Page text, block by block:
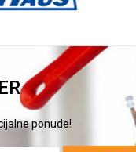
ponude!